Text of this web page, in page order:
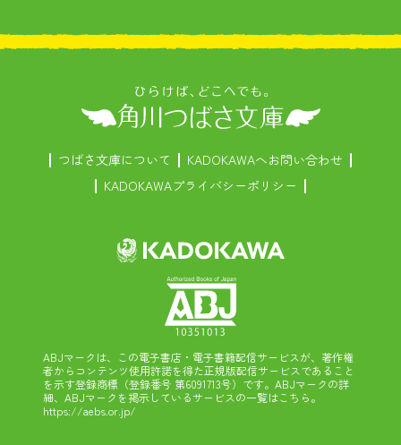
つばさ文庫について
KADOKAWAへお問い合わせ
KADOKAWAプライバシーポリシー
ABJマークは、この電子書店・電子書籍配信サービスが、著作権
者からコンテンツ使用許諾を得た正規版配信サービスであること
を示す登録商標（登録番号 第6091713号）です。ABJマークの詳
細、ABJマークを掲示しているサービスの一覧はこちら。
https://aebs.or.jp/